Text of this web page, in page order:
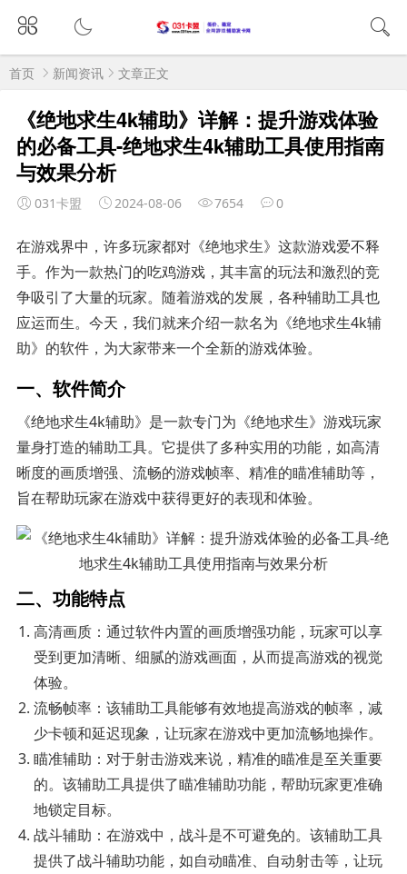
首页 新闻资讯 文章正文
《绝地求生4k辅助》详解：提升游戏体验
的必备工具-绝地求生4k辅助工具使用指南
与效果分析
031卡盟 2024-08-06 7654 0
在游戏界中，许多玩家都对《绝地求生》这款游戏爱不释
手。作为一款热门的吃鸡游戏，其丰富的玩法和激烈的竞
争吸引了大量的玩家。随着游戏的发展，各种辅助工具也
应运而生。今天，我们就来介绍一款名为《绝地求生4k辅
助》的软件，为大家带来一个全新的游戏体验。
一、软件简介
《绝地求生4k辅助》是一款专门为《绝地求生》游戏玩家
量身打造的辅助工具。它提供了多种实用的功能，如高清
晰度的画质增强、流畅的游戏帧率、精准的瞄准辅助等，
旨在帮助玩家在游戏中获得更好的表现和体验。
二、功能特点
高清画质：通过软件内置的画质增强功能，玩家可以享
受到更加清晰、细腻的游戏画面，从而提高游戏的视觉
体验。
流畅帧率：该辅助工具能够有效地提高游戏的帧率，减
少卡顿和延迟现象，让玩家在游戏中更加流畅地操作。
瞄准辅助：对于射击游戏来说，精准的瞄准是至关重要
的。该辅助工具提供了瞄准辅助功能，帮助玩家更准确
地锁定目标。
战斗辅助：在游戏中，战斗是不可避免的。该辅助工具
提供了战斗辅助功能，如自动瞄准、自动射击等，让玩